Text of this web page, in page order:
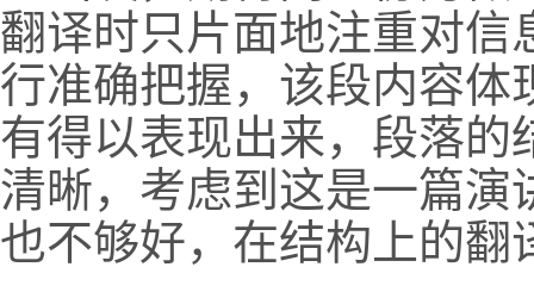
翻译时只片面地注重对信
行准确把握，该段内容体
有得以表现出来，段落的
清晰，考虑到这是一篇演
也不够好，在结构上的翻